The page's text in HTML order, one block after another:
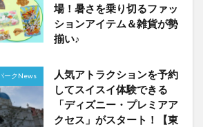
場！暑さを乗り切るファッ
ションアイテム＆雑貨が勢
揃い♪
ークNews
人気アトラクションを予約
してスイスイ体験できる
「ディズニー・プレミアア
クセス」がスタート！【東